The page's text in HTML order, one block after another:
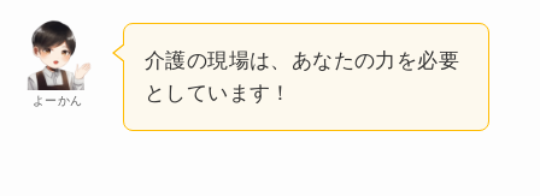
よーかん
介護の現場は、あなたの力を必要
としています！